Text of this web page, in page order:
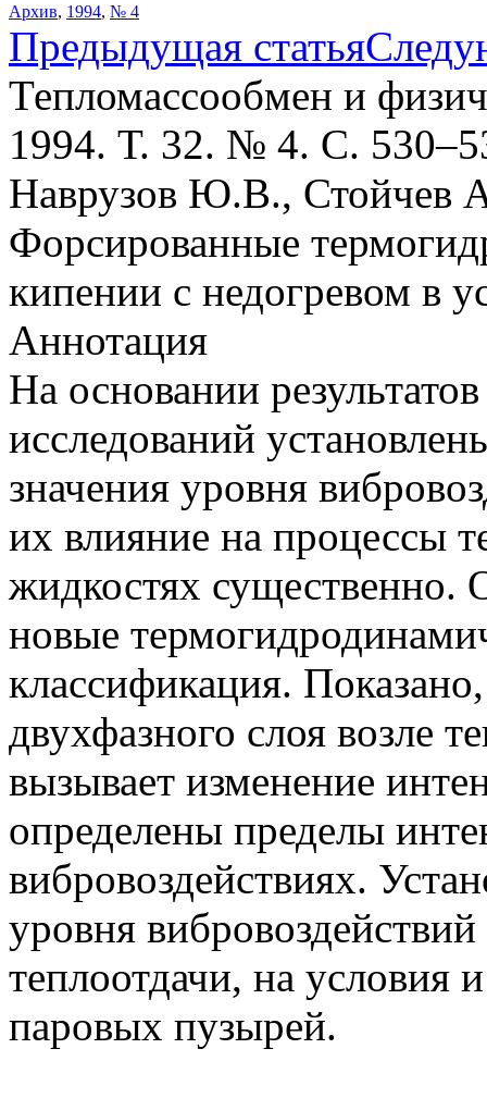
Архив, 1994, № 4
Предыдущая статья
Тепломассообмен и
1994. Т. 32. № 4. С.
Наврузов Ю.В., Стойчев
Форсированные
кипении с недогревом в
Аннотация
На основании
исследований
значения уровня
их влияние на процессы
жидкостях
новые
классификация.
двухфазного слоя возле
вызывает изменение
определены пределы
вибровоздействиях.
уровня
теплоотдачи, на условия
паровых пузырей.